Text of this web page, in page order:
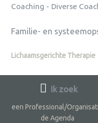
Coaching - Diverse
Familie- en
Lichaamsgerichte Therapie
Ik zoek
een Professional/
de Agenda